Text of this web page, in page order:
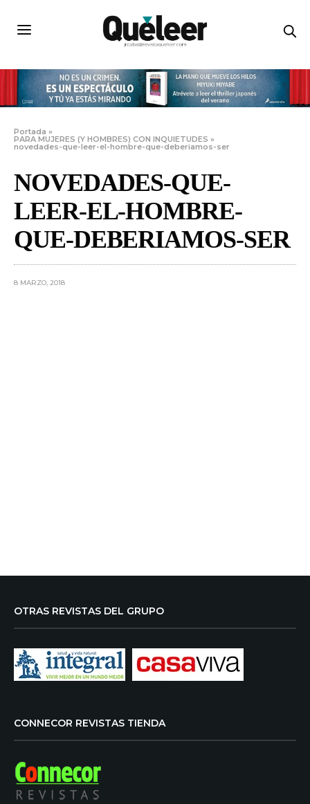
Portada »
PARA MUJERES (Y HOMBRES) CON INQUIETUDES »
novedades-que-leer-el-hombre-que-deberiamos-ser
NOVEDADES-QUE-
LEER-EL-HOMBRE-
QUE-DEBERIAMOS-SER
8 MARZO, 2018
OTRAS REVISTAS DEL GRUPO
CONNECOR REVISTAS TIENDA